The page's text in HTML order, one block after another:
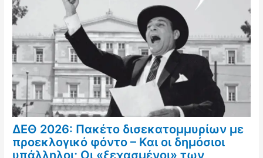
ΔΕΘ 2026: Πακέτο δισεκατομμυρίων με
προεκλογικό φόντο – Και οι δημόσιοι
υπάλληλοι; Οι «ξεχασμένοι» των